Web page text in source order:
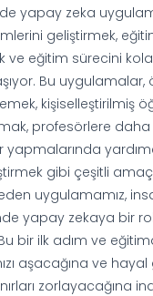
yapay zeka
geliştirmek,
ve eğitim sürecini
Bu uygulamalar,
kişiselleştirilmiş
profesörlere daha
yapmalarında
gibi çeşitli
uygulamamız,
yapay zekaya bir
bir ilk adım ve
aşacağına ve
zorlayacağına